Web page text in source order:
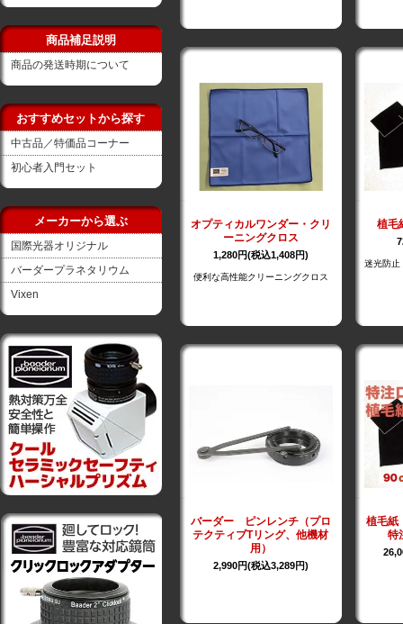
商品補足説明
商品の発送時期について
おすすめセットから探す
中古品／特価品コーナー
初心者入門セット
メーカーから選ぶ
国際光器オリジナル
バーダープラネタリウム
Vixen
オプティカルワンダー・クリ
ーニングクロス
1,280円(税込1,408円)
便利な高性能クリーニングクロス
植毛
迷光防止
バーダー ピンレンチ（プロ
テクティブTリング、他機材
用）
2,990円(税込3,289円)
植毛
特